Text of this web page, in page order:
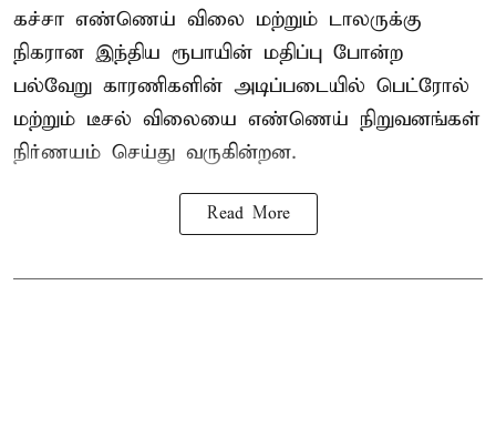
கச்சா எண்ணெய் விலை மற்றும் டாலருக்கு
நிகரான இந்திய ரூபாயின் மதிப்பு போன்ற
பல்வேறு காரணிகளின் அடிப்படையில் பெட்ரோல்
மற்றும் டீசல் விலையை எண்ணெய் நிறுவனங்கள்
நிர்ணயம் செய்து வருகின்றன.
Read More